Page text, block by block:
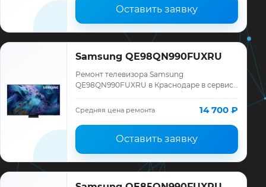
Оставить заявку
Samsung QE98QN990FUXRU
Ремонт телевизора Samsung
QE98QN990FUXRU в Краснодаре в сервисе
Samsung, смета до ремонта, запчасти и
гарантия до 12 меся…
Средняя цена ремонта 14 700 ₽
Оставить заявку